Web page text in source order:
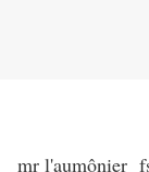
mr l'aumônier